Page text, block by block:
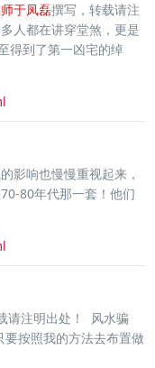
于凤磊撰写，转载请注
人都在讲穿堂煞，更是
得到了第一凶宅的绰
影响也慢慢重视起来，
80年代那一套！他们
请注明出处！ 风水骗
要按照我的方法去布置做